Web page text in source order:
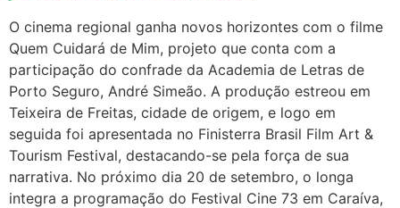
O cinema regional ganha novos horizontes com o filme
Quem Cuidará de Mim, projeto que conta com a
participação do confrade da Academia de Letras de
Porto Seguro, André Simeão. A produção estreou em
Teixeira de Freitas, cidade de origem, e logo em
seguida foi apresentada no Finisterra Brasil Film Art &
Tourism Festival, destacando-se pela força de sua
narrativa. No próximo dia 20 de setembro, o longa
integra a programação do Festival Cine 73 em Caraíva,